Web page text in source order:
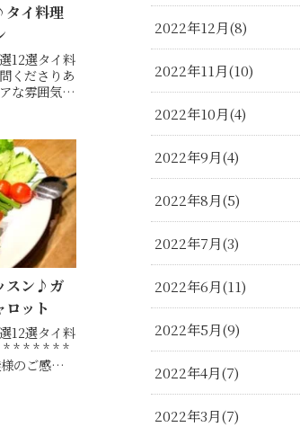
イ料理
12選タイ料
くださりあ
な雰囲気で
ズタイテ
スン♪ガ
ロット
12選タイ料
* * * * * * *
ご感想》
2022年12月 8
2022年11月 10
2022年10月 4
2022年9月 4
2022年8月 5
2022年7月 3
2022年6月 11
2022年5月 9
2022年4月 7
2022年3月 7